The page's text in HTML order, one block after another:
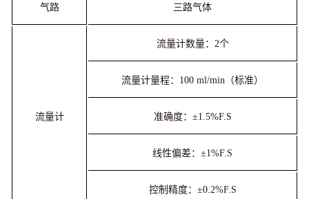
气路 三路气体
流量计
流量计数量：2个
流量计量程：100 ml/min（标准）
准确度：±1.5%F.S
线性偏差：±1%F.S
控制精度：±0.2%F.S